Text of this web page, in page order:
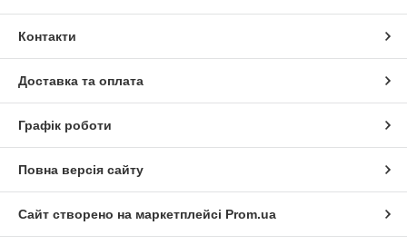
Контакти
Доставка та оплата
Графік роботи
Повна версія сайту
Сайт створено на маркетплейсі Prom.ua